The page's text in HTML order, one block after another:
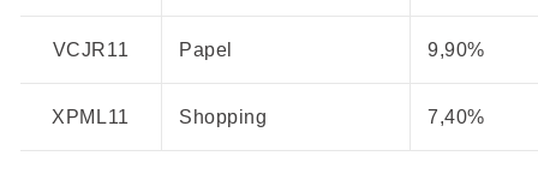
VCJR11 Papel 9,90%
XPML11 Shopping 7,40%